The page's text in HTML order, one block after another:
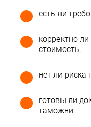
есть ли
корректно
стоимость;
нет ли
готовы ли
таможни.